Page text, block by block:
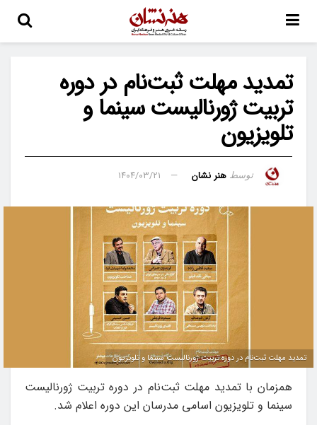
تمدید مهلت ثبت‌نام در دوره
تربیت ژورنالیست سینما و
تلویزیون
توسط هنر نشان ۱۴۰۴/۰۳/۲۱
تمدید مهلت ثبت‌نام در دوره تربیت ژورنالیست سینما و تلویزیون
همزمان با تمدید مهلت ثبت‌نام در دوره تربیت ژورنالیست
سینما و تلویزیون اسامی مدرسان این دوره اعلام شد.